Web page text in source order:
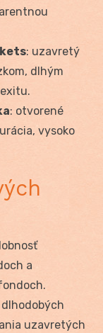
: uzavretý
dlhým
: otvorené
vysoko
a
uzavretých